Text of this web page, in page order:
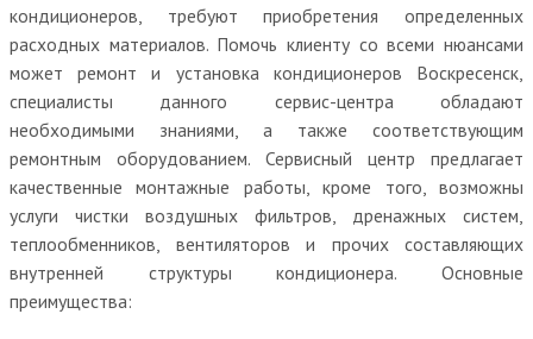
кондиционеров, требуют приобретения определенных
расходных материалов. Помочь клиенту со всеми нюансами
может ремонт и установка кондиционеров Воскресенск,
специалисты данного сервис-центра обладают
необходимыми знаниями, а также соответствующим
ремонтным оборудованием. Сервисный центр предлагает
качественные монтажные работы, кроме того, возможны
услуги чистки воздушных фильтров, дренажных систем,
теплообменников, вентиляторов и прочих составляющих
внутренней структуры кондиционера. Основные
преимущества: